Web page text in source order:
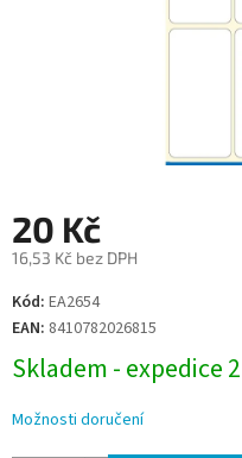
20 Kč
16,53 Kč bez DPH
Měrná
cena:
Kód: EA2654
EAN: 8410782026815
Skladem - expedice
Možnosti doručení